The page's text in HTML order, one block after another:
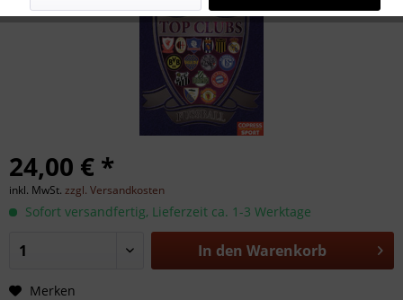
24,00 € *
inkl. MwSt. zzgl. Versandkosten
Sofort versandfertig, Lieferzeit ca. 1-3 Werktage
In den Warenkorb
Merken